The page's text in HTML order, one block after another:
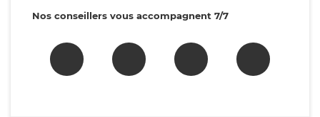
Nos conseillers vous accompagnent 7/7